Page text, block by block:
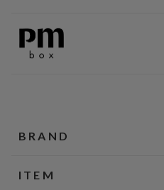
BRAND
ITEM